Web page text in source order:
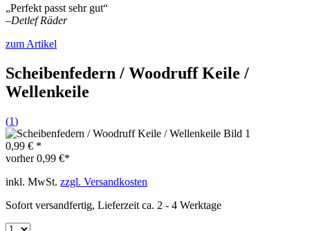
„Perfekt passt sehr gut“
–Detlef Räder
zum Artikel
Scheibenfedern / Woodruff Keile /
Wellenkeile
(1)
0,99 € *
vorher0,99 €*
inkl. MwSt. zzgl. Versandkosten
Sofort versandfertig, Lieferzeit ca. 2 - 4 Werktage